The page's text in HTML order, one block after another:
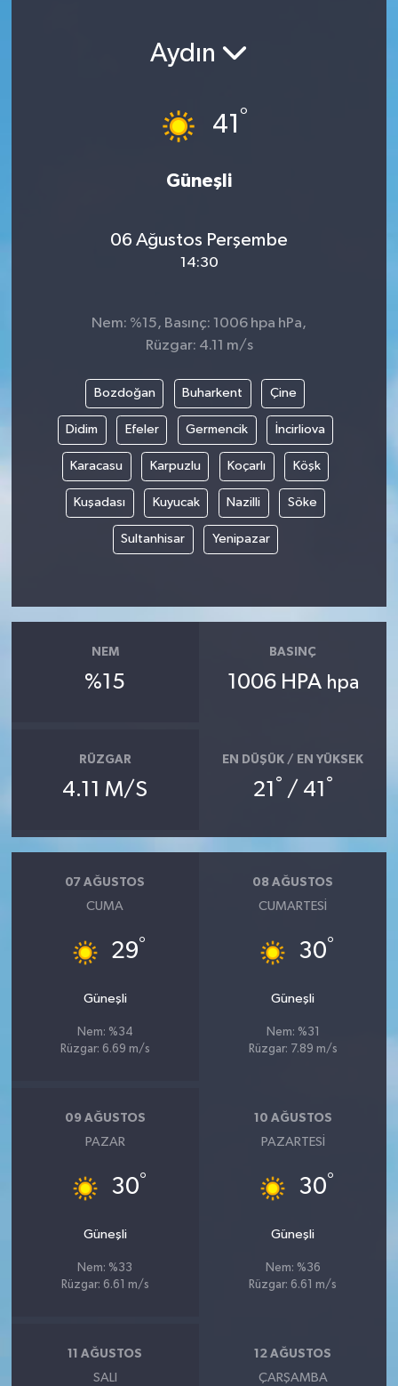
Aydın
41 °
Güneşli
06 Ağustos Perşembe
14:30
Nem: %15, Basınç: 1006 hpa hPa,
Rüzgar: 4.11 m/s
Bozdoğan Buharkent Çine
Didim Efeler Germencik İncirliova
Karacasu Karpuzlu Koçarlı Köşk
Kuşadası Kuyucak Nazilli Söke
Sultanhisar Yenipazar
NEM
%15
BASINÇ
1006 HPA hpa
RÜZGAR
4.11 M/S
EN DÜŞÜK / EN YÜKSEK
21 ° / 41 °
07 AĞUSTOS
CUMA
29°
Güneşli
Nem: %34
Rüzgar: 6.69 m/s
08 AĞUSTOS
CUMARTESI
30°
Güneşli
Nem: %31
Rüzgar: 7.89 m/s
09 AĞUSTOS
PAZAR
30°
Güneşli
Nem: %33
Rüzgar: 6.61 m/s
10 AĞUSTOS
PAZARTESI
30°
Güneşli
Nem: %36
Rüzgar: 6.61 m/s
11 AĞUSTOS
SALI
12 AĞUSTOS
ÇARŞAMBA